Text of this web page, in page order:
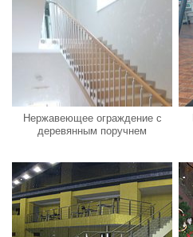
Нержавеющее ограждение с
деревянным поручнем